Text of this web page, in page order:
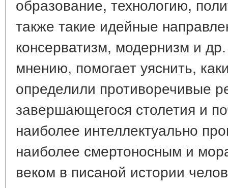
образование, технологию,
также такие идейные
консерватизм, модернизм и
мнению, помогает уяснить,
определили противоречивые
завершающегося столетия и
наиболее интеллектуально
наиболее смертоносным и
веком в писаной истории